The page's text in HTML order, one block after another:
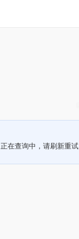
正在查询中，请刷新重试